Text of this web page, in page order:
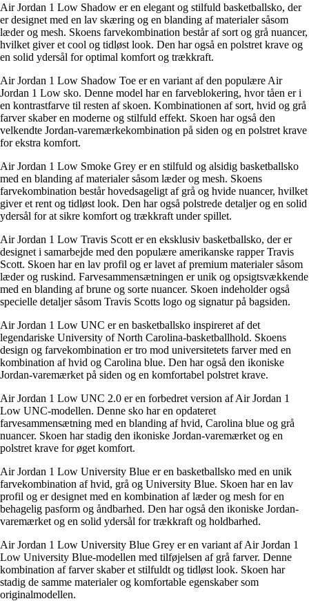
Air Jordan 1 Low Shadow er en elegant og stilfuld basketballsko, der
er designet med en lav skæring og en blanding af materialer såsom
læder og mesh. Skoens farvekombination består af sort og grå nuancer,
hvilket giver et cool og tidløst look. Den har også en polstret krave og
en solid ydersål for optimal komfort og trækkraft.
Air Jordan 1 Low Shadow Toe er en variant af den populære Air
Jordan 1 Low sko. Denne model har en farveblokering, hvor tåen er i
en kontrastfarve til resten af skoen. Kombinationen af sort, hvid og grå
farver skaber en moderne og stilfuld effekt. Skoen har også den
velkendte Jordan-varemærkekombination på siden og en polstret krave
for ekstra komfort.
Air Jordan 1 Low Smoke Grey er en stilfuld og alsidig basketballsko
med en blanding af materialer såsom læder og mesh. Skoens
farvekombination består hovedsageligt af grå og hvide nuancer, hvilket
giver et rent og tidløst look. Den har også polstrede detaljer og en solid
ydersål for at sikre komfort og trækkraft under spillet.
Air Jordan 1 Low Travis Scott er en eksklusiv basketballsko, der er
designet i samarbejde med den populære amerikanske rapper Travis
Scott. Skoen har en lav profil og er lavet af premium materialer såsom
læder og ruskind. Farvesammensætningen er unik og opsigtsvækkende
med en blanding af brune og sorte nuancer. Skoen indeholder også
specielle detaljer såsom Travis Scotts logo og signatur på bagsiden.
Air Jordan 1 Low UNC er en basketballsko inspireret af det
legendariske University of North Carolina-basketballhold. Skoens
design og farvekombination er tro mod universitetets farver med en
kombination af hvid og Carolina blue. Den har også den ikoniske
Jordan-varemærket på siden og en komfortabel polstret krave.
Air Jordan 1 Low UNC 2.0 er en forbedret version af Air Jordan 1
Low UNC-modellen. Denne sko har en opdateret
farvesammensætning med en blanding af hvid, Carolina blue og grå
nuancer. Skoen har stadig den ikoniske Jordan-varemærket og en
polstret krave for øget komfort.
Air Jordan 1 Low University Blue er en basketballsko med en unik
farvekombination af hvid, grå og University Blue. Skoen har en lav
profil og er designet med en kombination af læder og mesh for en
behagelig pasform og åndbarhed. Den har også den ikoniske Jordan-
varemærket og en solid ydersål for trækkraft og holdbarhed.
Air Jordan 1 Low University Blue Grey er en variant af Air Jordan 1
Low University Blue-modellen med tilføjelsen af grå farver. Denne
kombination af farver skaber et stilfuldt og tidløst look. Skoen har
stadig de samme materialer og komfortable egenskaber som
originalmodellen.